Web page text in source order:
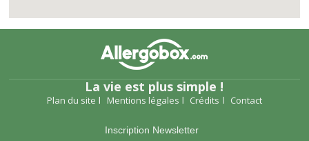
La vie est plus simple !
Plan du site Mentions légales Crédits Contact
Inscription Newsletter